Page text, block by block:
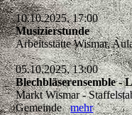
10.10.2025, 17:00
Musizierstunde
Arbeitsstätte Wismar,
05.10.2025, 13:00
Blechbläserensemble -
Markt Wismar -
Gemeindemehr